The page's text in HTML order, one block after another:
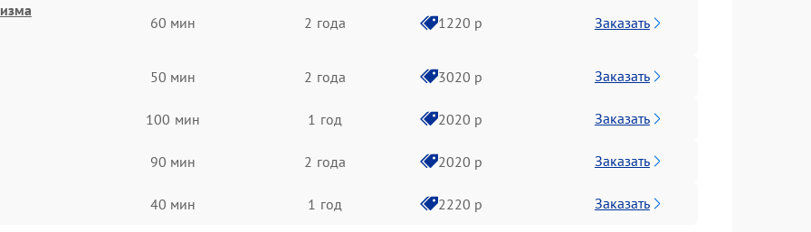
60 мин 2 года 1220 р Заказать
50 мин 2 года 3020 р Заказать
100 мин 1 год 2020 р Заказать
90 мин 2 года 2020 р Заказать
40 мин 1 год 2220 р Заказать